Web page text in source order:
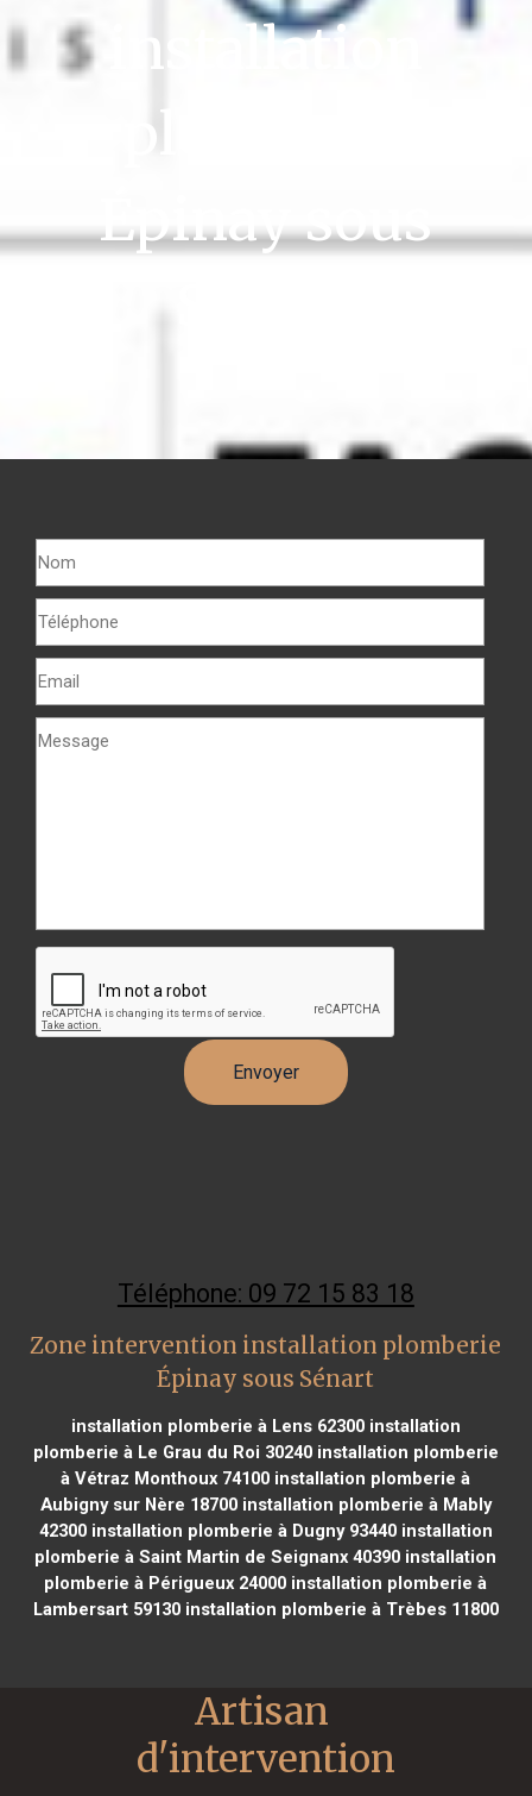
installation
plomberie
Épinay sous
Téléphone: 09 72 15 83 18
Zone intervention installation plomberie
Épinay sous Sénart
installation plomberie à Lens 62300installation
plomberie à Le Grau du Roi 30240installation plomberie
à Vétraz Monthoux 74100 installation plomberie à
Aubigny sur Nère 18700installation plomberie à Mably
42300installation plomberie à Dugny 93440installation
plomberie à Saint Martin de Seignanx 40390 installation
plomberie à Périgueux 24000 installation plomberie à
Lambersart 59130installation plomberie à Trèbes 11800
Artisan
d'intervention